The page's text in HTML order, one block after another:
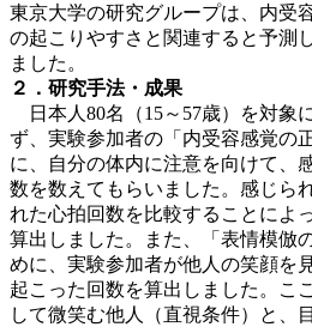
東京大学の研究グループは、内受
の起こりやすさと関連すると予測
ました。
２．研究手法・成果
日本人80名（15～57歳）を対象
ず、実験参加者の「内受容感覚の
に、自分の体内に注意を向けて、
数を数えてもらいました。感じら
れた心拍回数を比較することによ
算出しました。また、「表情模倣
めに、実験参加者が他人の笑顔を
起こった回数を算出しました。こ
して微笑む他人（直視条件）と、